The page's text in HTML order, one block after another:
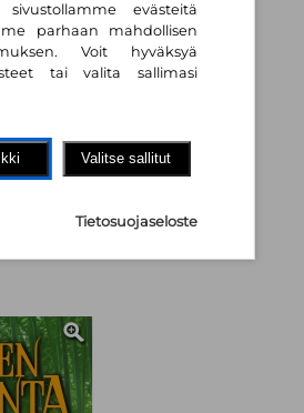
: Pandojen
sivustollamme evästeitä
parhaan mahdollisen
Voit hyväksyä
tai valita sallimasi
Valitse sallitut
Tietosuojaseloste